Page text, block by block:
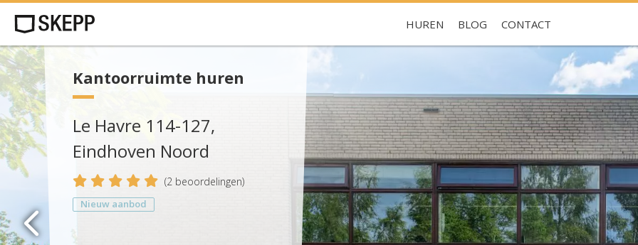
HUREN BLOG CONTACT
Je hebt nog geen favorieten
Kantoorruimte huren
Le Havre 114-127,
Eindhoven Noord
5 (2 beoordelingen)
Nieuw aanbod